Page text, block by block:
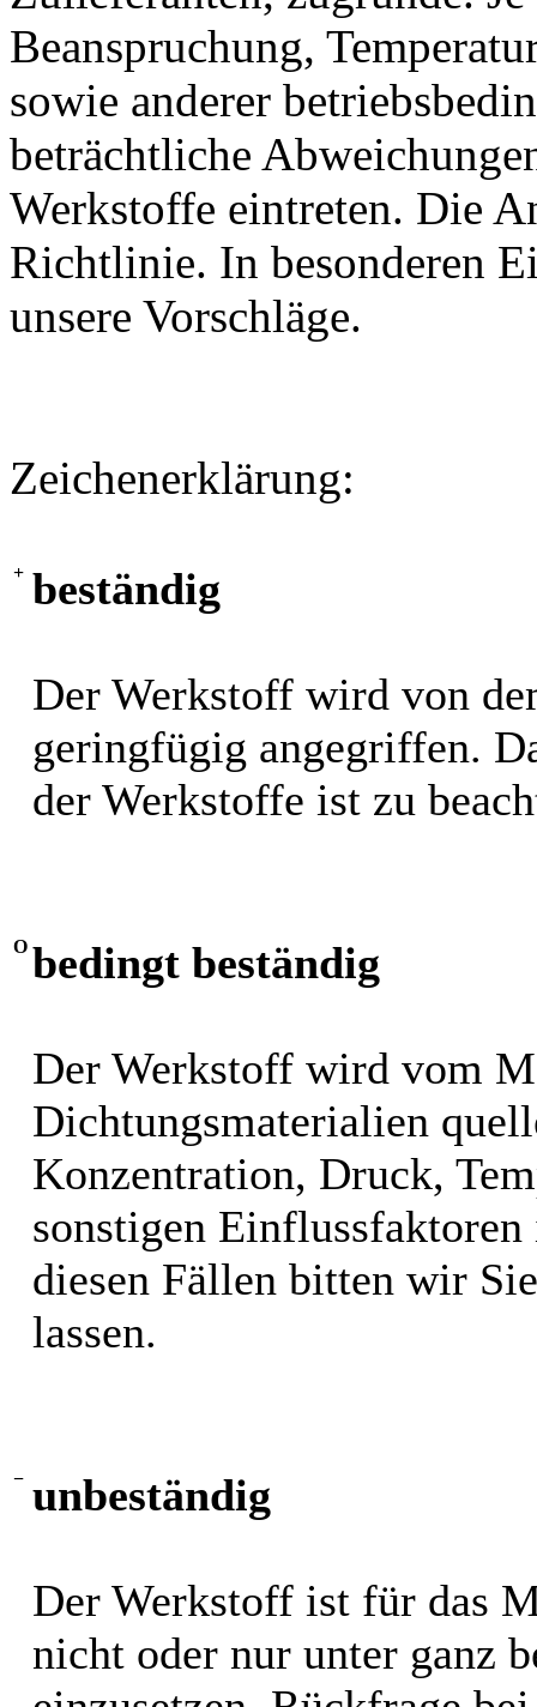
Beanspruchung,
sowie anderer
beträchtliche
Werkstoffe eintreten. Die
Richtlinie. In besonderen
unsere Vorschläge.
Zeichenerklärung:
+ beständig
Der Werkstoff wird von
geringfügig angegriffen.
der Werkstoffe ist zu
O bedingt beständig
Der Werkstoff wird vom
Dichtungsmaterialien
Konzentration, Druck,
sonstigen
diesen Fällen bitten wir
lassen.
− unbeständig
Der Werkstoff ist für das
nicht oder nur unter ganz